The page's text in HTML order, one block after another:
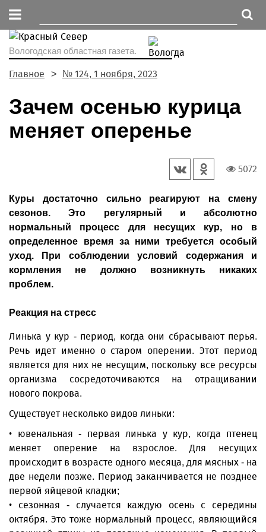
Вологодская областная газета.
Главное № 124, 1 ноября, 2023
Зачем осенью курица
меняет оперенье
5072
Куры достаточно сильно реагируют на смену
сезонов. Это регулярный и абсолютно
нормальный процесс для несущих кур, но в
определенное время за ними требуется особый
уход. При соблюдении условий содержания и
кормления не должно возникнуть никаких
проблем.
Реакция на стресс
Линька у кур - период, когда они сбрасывают перья.
Речь идет именно о старом оперении. Этот период
является для них не несущим, поскольку все ресурсы
организма сосредоточиваются на отращивании
нового покрова.
Существует несколько видов линьки:
• ювенальная - первая линька у кур, когда птенец
меняет оперение на взрослое. Для несущих
происходит в возрасте одного месяца, для мясных - на
две недели позже. Период заканчивается не позднее
первой яйцевой кладки;
• сезонная - случается каждую осень с середины
октября. Это тоже нормальный процесс, являющийся